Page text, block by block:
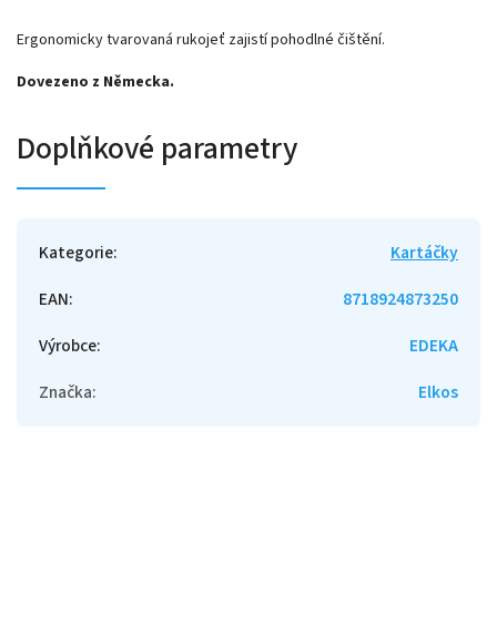
Ergonomicky tvarovaná rukojeť zajistí pohodlné čištění.
Dovezeno z Německa.
Doplňkové parametry
Kategorie:
Kartáčky
EAN:
8718924873250
Výrobce:
EDEKA
Značka: Elkos